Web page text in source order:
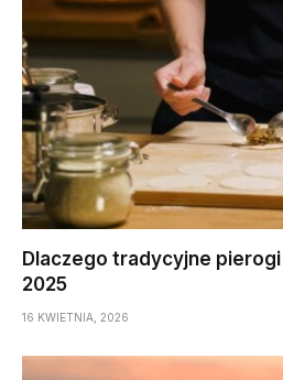
Dlaczego tradycyjne pierogi
2025
16 KWIETNIA, 2026